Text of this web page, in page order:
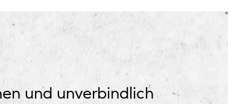
und unverbindlich